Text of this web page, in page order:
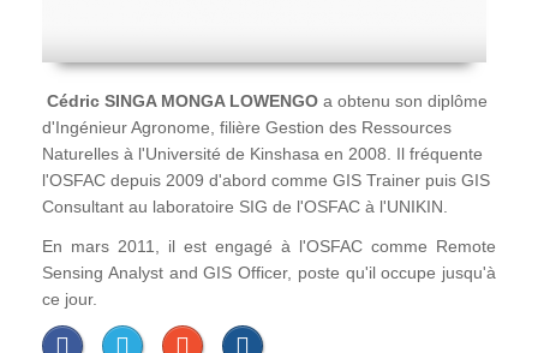
Cédric SINGA MONGA LOWENGO a obtenu son diplôme
d'Ingénieur Agronome, filière Gestion des Ressources
Naturelles à l'Université de Kinshasa en 2008. Il fréquente
l'OSFAC depuis 2009 d'abord comme GIS Trainer puis GIS
Consultant au laboratoire SIG de l'OSFAC à l'UNIKIN.
En mars 2011, il est engagé à l'OSFAC comme Remote
Sensing Analyst and GIS Officer, poste qu'il occupe jusqu'à
ce jour.